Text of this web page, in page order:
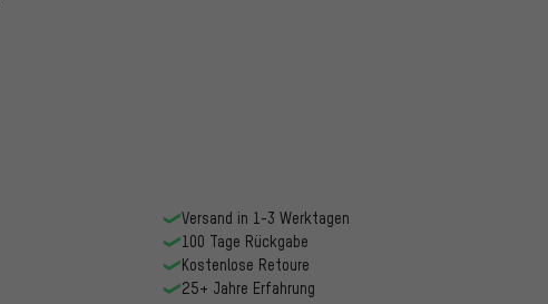
Versand in 1-3 Werktagen
100 Tage Rückgabe
Kostenlose Retoure
25+ Jahre Erfahrung